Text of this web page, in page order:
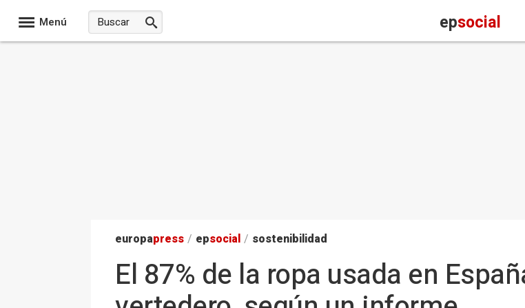
Menú epsocial
europapress / epsocial / sostenibilidad
El 87% de la ropa usada en